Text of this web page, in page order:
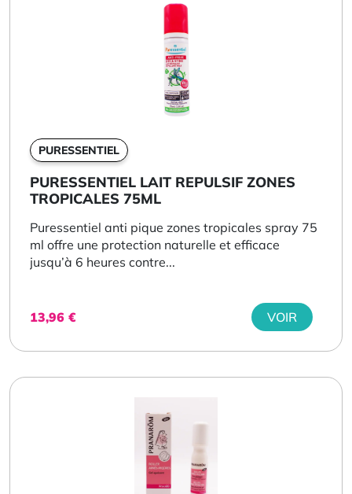
PURESSENTIEL
PURESSENTIEL LAIT REPULSIF ZONES
TROPICALES 75ML
Puressentiel anti pique zones tropicales spray 75
ml offre une protection naturelle et efficace
jusqu’à 6 heures contre...
13,96 € VOIR